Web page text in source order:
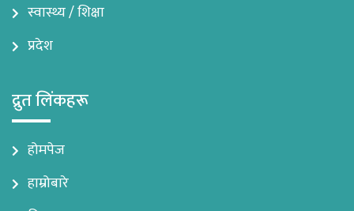
स्वास्थ्य / शिक्षा
प्रदेश
द्रुत लिंकहरू
होमपेज
हाम्रोबारे